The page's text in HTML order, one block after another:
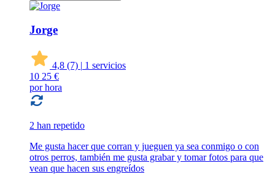
Jorge
4,8 (7) | 1 servicios
10 25 €
por hora
2 han repetido
Me gusta hacer que corran y jueguen ya sea conmigo o con
otros perros, también me gusta grabar y tomar fotos para que
vean que hacen sus engreídos